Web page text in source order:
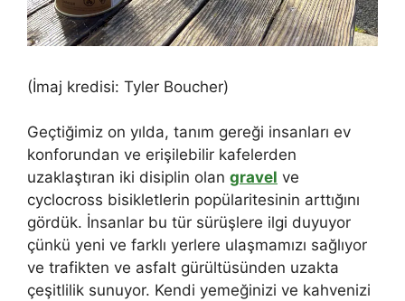
(İmaj kredisi: Tyler Boucher)
Geçtiğimiz on yılda, tanım gereği insanları ev
konforundan ve erişilebilir kafelerden
uzaklaştıran iki disiplin olan gravel ve
cyclocross bisikletlerin popülaritesinin arttığını
gördük. İnsanlar bu tür sürüşlere ilgi duyuyor
çünkü yeni ve farklı yerlere ulaşmamızı sağlıyor
ve trafikten ve asfalt gürültüsünden uzakta
çeşitlilik sunuyor. Kendi yemeğinizi ve kahvenizi